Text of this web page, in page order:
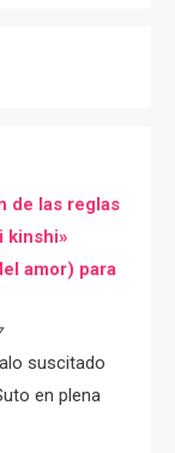
de las reglas
kinshi»
amor) para
suscitado
en plena